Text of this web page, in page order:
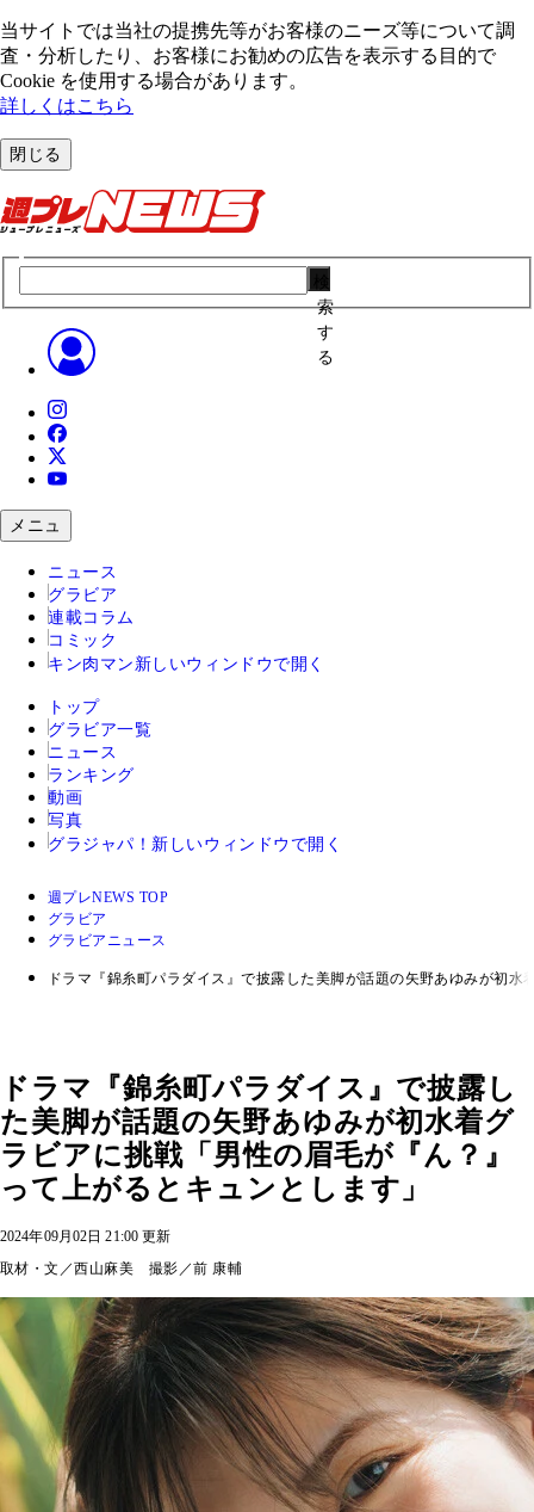
当サイトでは当社の提携先等がお客様のニーズ等について調
査・分析したり、お客様にお勧めの広告を表⽰する⽬的で
Cookie を使⽤する場合があります。
詳しくはこちら
閉じる
索
す
る
メニュ
ニュース
グラビア
連載コラム
コミック
キン肉マン 新しいウィンドウで開く
トップ
グラビア一覧
ニュース
ランキング
動画
写真
グラジャパ！ 新しいウィンドウで開く
週プレNEWS TOP
グラビア
グラビアニュース
ドラマ『錦糸町パラダイス』で披露した美脚が話題の矢野あゆみが初
ドラマ『錦糸町パラダイス』で披露し
た美脚が話題の矢野あゆみが初水着グ
ラビアに挑戦「男性の眉毛が『ん？』
って上がるとキュンとします」
2024年09月02日 21:00 更新
取材・文／西山麻美 撮影／前 康輔